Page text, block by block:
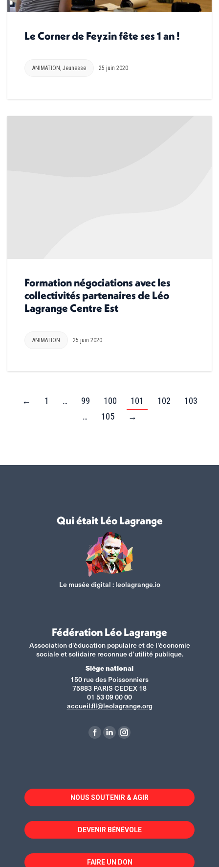
Le Corner de Feyzin fête ses 1 an !
ANIMATION Jeunesse 25 juin 2020
Formation négociations avec les
collectivités partenaires de Léo
Lagrange Centre Est
ANIMATION 25 juin 2020
← 1 … 99 100 101 102
103
…
105 →
Qui était Léo Lagrange
Le musée digital : leolagrange.io
Fédération Léo Lagrange
Association d'éducation populaire et de l'économie
sociale et solidaire reconnue d’utilité publique.
Siège national
150 rue des Poissonniers
75883 PARIS CEDEX 18
01 53 09 00 00
accueil.fll@leolagrange.org
La
dans
une
fenêtre
La
dans
une
fenêtre
La
dans
une
fenêtre
NOUS SOUTENIR & AGIR
DEVENIR BÉNÉVOLE
FAIRE UN DON